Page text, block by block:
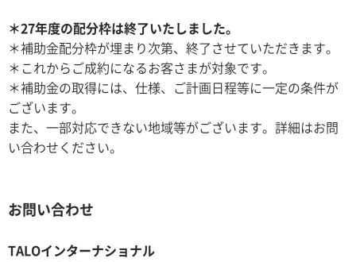
＊27年度の配分枠は終了いたしました。
＊補助金配分枠が埋まり次第、終了させていただきます。
＊これからご成約になるお客さまが対象です。
＊補助金の取得には、仕様、ご計画日程等に一定の条件が
ございます。
また、一部対応できない地域等がございます。詳細はお問
い合わせください。
お問い合わせ
TALOインターナショナル